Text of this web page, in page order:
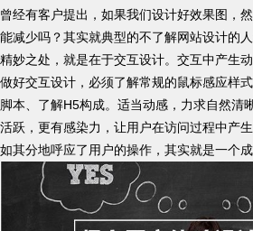
曾经有客户提出，如果我们设计好效果图，
能减少吗？其实就典型的不了解网站设计的
精妙之处，就是在于交互设计。交互中产生
做好交互设计，必须了解常规的鼠标感应样
脚本、了解H5构成。适当动感，力求自然清
活跃，更有感染力，让用户在访问过程中产
如其分地呼应了用户的操作，其实就是一个成